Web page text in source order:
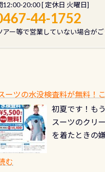
12:00-20:00 [ 定休日 火曜日]
44-1752
アー等で営業していない場合が
ーツの水没検査料が無料！
初夏です！も
スーツのクリ
を着たときの
む